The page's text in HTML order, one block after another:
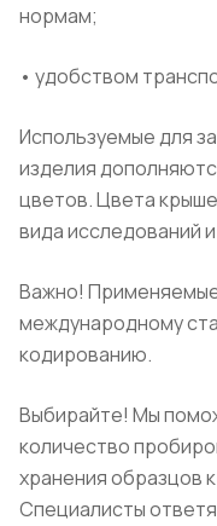
нормам;
• удобством
Используемые для
изделия
цветов. Цвета
вида исследований
Важно!
международному
кодированию.
Выбирайте! Мы
количество
хранения образцов
Специалисты